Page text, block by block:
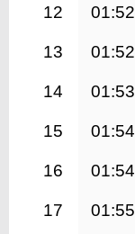
12 01:52
13 01:52
14 01:53
15 01:54
16 01:54
17 01:55